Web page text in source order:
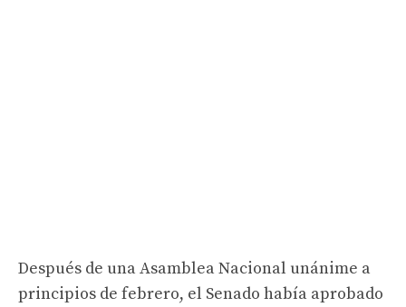
Después de una Asamblea Nacional unánime a
principios de febrero, el Senado había aprobado